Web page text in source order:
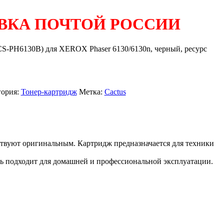
ПОЧТОЙ РОССИИ
PH6130B) для XEROX Phaser 6130/6130n, черный, ресурс
Тонер-картридж Метка: Cactus
оригинальным. Картридж предназначается для техники
подходит для домашней и профессиональной эксплуатации.